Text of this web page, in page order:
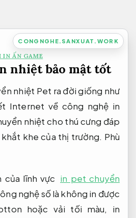
CONGNGHE.SANXUAT.WORK
IN ẤN GAME
nhiệt bảo mật tốt
nhiệt Pet ra đời giống như
Internet về công nghệ in
nhiệt cho thú cưng đáp
khe của thị trường. Phù
của lĩnh vực in pet chuyển
nghệ số là không in được
hoặc vải tối màu, in